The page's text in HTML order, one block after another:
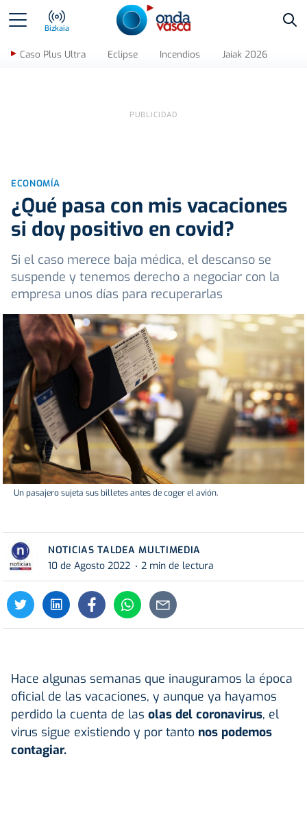
Bizkaia
Caso Plus Ultra Eclipse Incendios Jaiak 2026
ECONOMÍA
¿Qué pasa con mis vacaciones
si doy positivo en covid?
Si el caso merece baja médica, el descanso se
suspende y tenemos derecho a negociar con la
empresa unos días para recuperarlas
Un pasajero sujeta sus billetes antes de coger el avión.
NOTICIAS TALDEA MULTIMEDIA
10 de Agosto 2022
2 min de lectura
Hace algunas semanas que inauguramos la época
oficial de las vacaciones, y aunque ya hayamos
perdido la cuenta de las olas del coronavirus, el
virus sigue existiendo y por tanto nos podemos
contagiar.